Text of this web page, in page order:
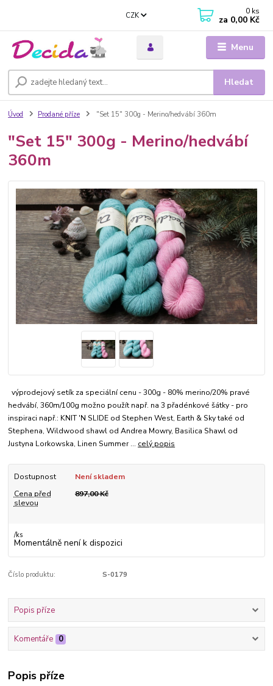
Menu
CZK
Hledat
0 ks
za 0,00 Kč
Úvod Prodané příze "Set 15" 300g - Merino/hedvábí 360m
"Set 15" 300g - Merino/hedvábí
360m
výprodejový setík za speciální cenu - 300g - 80% merino/20% pravé
hedvábí, 360m/100g možno použít např. na 3 přadénkové šátky - pro
inspiraci např.: KNIT 'N SLIDE od Stephen West, Earth & Sky také od
Stephena, Wildwood shawl od Andrea Mowry, Basilica Shawl od
Justyna Lorkowska, Linen Summer ... celý popis
Dostupnost
Není skladem
Cena před
slevou
897,00 Kč
/ks
Momentálně není k dispozici
Číslo produktu: S-0179
Popis příze
Komentáře 0
Popis příze